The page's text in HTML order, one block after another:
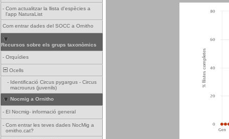
- Com actualitzar la llista d'espècies a
l'app NaturaList
Com entrar dades del SOCC a Ornitho
Recursos sobre els grups taxonòmics
- Orquídies
Ocells
- Identificació Circus pygargus - Circus
macrourus (juvenils)
Nocmig a Ornitho
- El Nocmig- informació general
- Com entrar les teves dades NocMig a
ornitho.cat?